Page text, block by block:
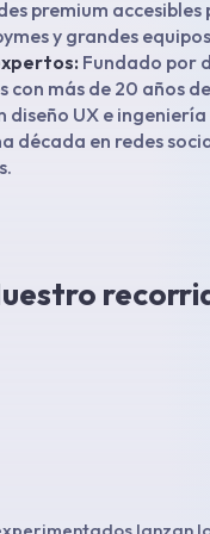
premium accesibles
y grandes
Fundado por
con más de 20 años
diseño UX e
década en redes